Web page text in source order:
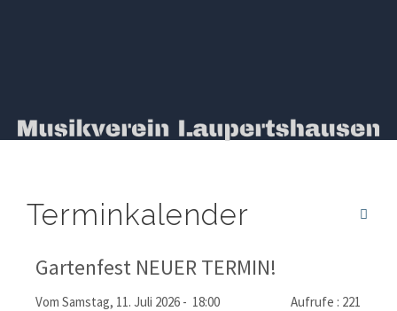
Terminkalender
Gartenfest NEUER TERMIN!
Vom Samstag, 11. Juli 2026 - 18:00
Aufrufe : 221